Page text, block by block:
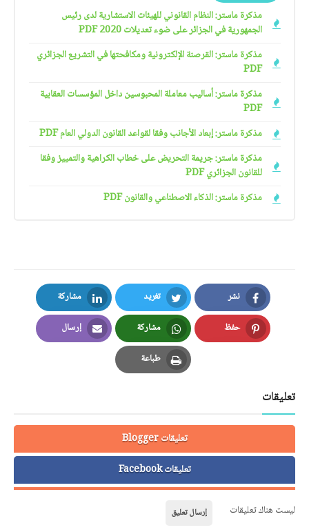
مذكرة ماستر: النظام القانوني للهيئات الاستشارية لدى رئيس
الجمهورية في الجزائر على ضوء تعديلات 2020 PDF
مذكرة ماستر: القرصنة الإلكترونية ومكافحتها في التشريع الجزائري
PDF
مذكرة ماستر: أساليب معاملة المحبوسين داخل المؤسسات العقابية
PDF
مذكرة ماستر: إبعاد الأجانب وفقا لقواعد القانون الدولي العام PDF
مذكرة ماستر: جريمة التحريض على خطاب الكراهية والتمييز وفقا
للقانون الجزائري PDF
مذكرة ماستر: الذكاء الاصطناعي والقانون PDF
نشر
Facebook
تغريد
Twitter
مشاركة
LinkedIn
حفظ
Pinterest
مشاركة
Whatsapp
إرسال
Email
طباعة
Print
تعليقات
تعليقات Blogger
تعليقات Facebook
ليست هناك تعليقات إرسال تعليق